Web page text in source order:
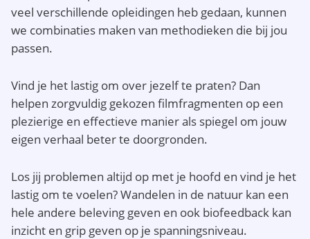
veel verschillende opleidingen heb gedaan, kunnen
we combinaties maken van methodieken die bij jou
passen.
Vind je het lastig om over jezelf te praten? Dan
helpen zorgvuldig gekozen filmfragmenten op een
plezierige en effectieve manier als spiegel om jouw
eigen verhaal beter te doorgronden.
Los jij problemen altijd op met je hoofd en vind je het
lastig om te voelen? Wandelen in de natuur kan een
hele andere beleving geven en ook biofeedback kan
inzicht en grip geven op je spanningsniveau.